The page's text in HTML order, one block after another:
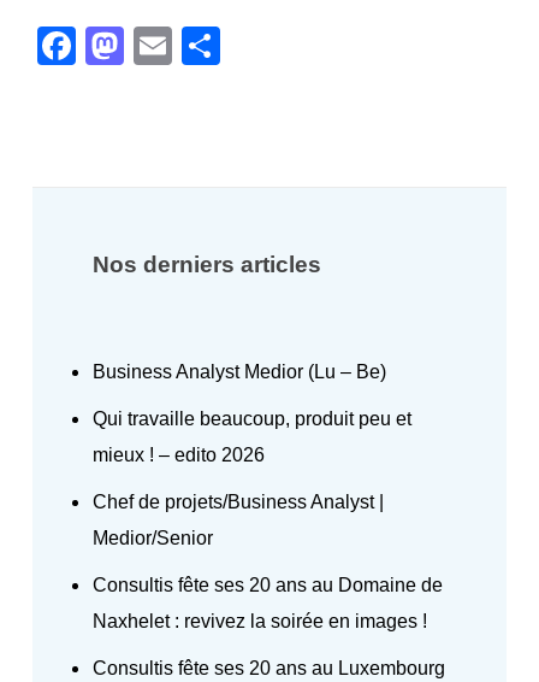
Facebook
Mastodon
Email
Nos derniers articles
Business Analyst Medior (Lu – Be)
Qui travaille beaucoup, produit peu et
mieux ! – edito 2026
Chef de projets/Business Analyst |
Medior/Senior
Consultis fête ses 20 ans au Domaine de
Naxhelet : revivez la soirée en images !
Consultis fête ses 20 ans au Luxembourg